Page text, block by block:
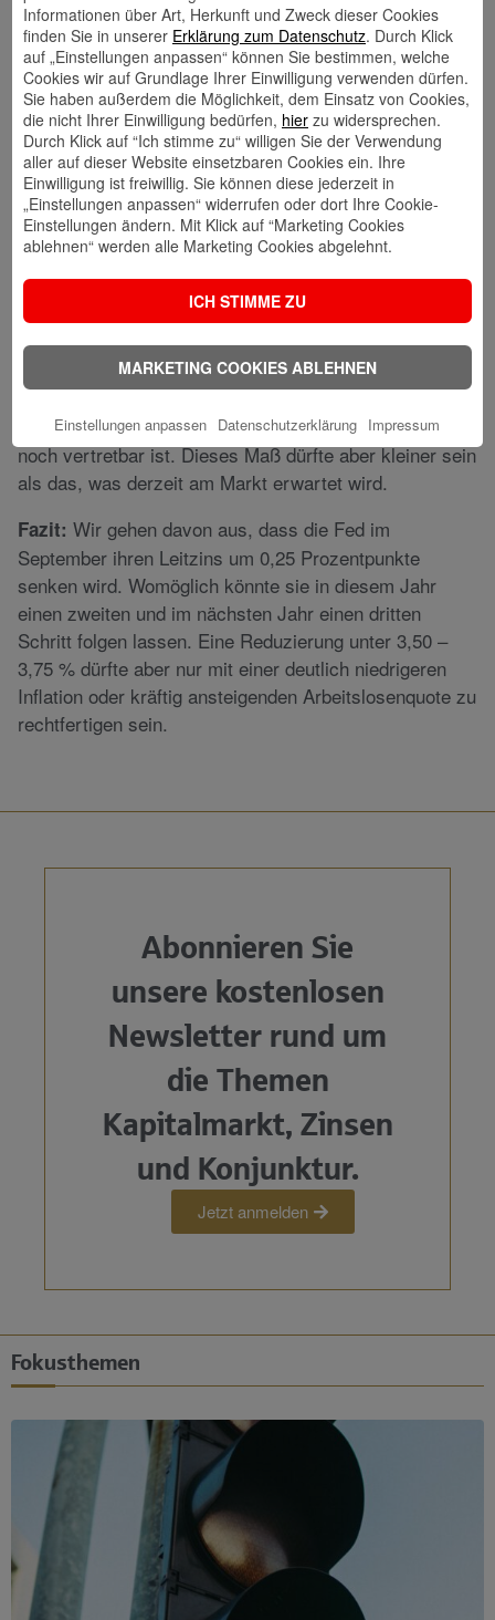
Inflation als auch für die Core-PCE mit einer Rate von
3,0 % in diesem und 3,3% im nächsten Jahr. Sollte die
Teuerung über einen längeren Zeitraum signifikant über
dem Inflationsziel liegen, ist selbst eine Entankerung
von der 2%-Marke nicht auszuschließen. Insofern
spricht von der Seite der Preisstabilität weiterhin alles
für eine restriktive Geldpolitik.
Dem Gegenüber steht die Abkühlung am Arbeitsmarkt.
Außerdem ist die Frage, inwieweit sich die US-
Notenbank dem zunehmenden politischen Druck
entziehen kann. Der US-Präsident und der
Finanzminister würden den Leitzins gerne rund 1,5 bis
2,0 Prozentpunkte tiefer sehen. Insofern gehen wir
davon aus, dass die Fed die Zinsen in dem Maße
senken könnte, wie es ökonomisch rational gerade
noch vertretbar ist. Dieses Maß dürfte aber kleiner sein
als das, was derzeit am Markt erwartet wird.
Fazit: Wir gehen davon aus, dass die Fed im
September ihren Leitzins um 0,25 Prozentpunkte
senken wird. Womöglich könnte sie in diesem Jahr
einen zweiten und im nächsten Jahr einen dritten
Schritt folgen lassen. Eine Reduzierung unter 3,50 –
3,75 % dürfte aber nur mit einer deutlich niedrigeren
Inflation oder kräftig ansteigenden Arbeitslosenquote zu
rechtfertigen sein.
Abonnieren Sie
unsere kostenlosen
Newsletter rund um
die Themen
Kapitalmarkt, Zinsen
und Konjunktur.
Jetzt anmelden
Fokusthemen
Informationen über Art, Herkunft und Zweck dieser Cookies
finden Sie in unserer Erklärung zum Datenschutz. Durch Klick
auf „Einstellungen anpassen“ können Sie bestimmen, welche
Cookies wir auf Grundlage Ihrer Einwilligung verwenden dürfen.
Sie haben außerdem die Möglichkeit, dem Einsatz von Cookies,
die nicht Ihrer Einwilligung bedürfen, hier zu widersprechen.
Durch Klick auf “Ich stimme zu“ willigen Sie der Verwendung
aller auf dieser Website einsetzbaren Cookies ein. Ihre
Einwilligung ist freiwillig. Sie können diese jederzeit in
„Einstellungen anpassen“ widerrufen oder dort Ihre Cookie-
Einstellungen ändern. Mit Klick auf “Marketing Cookies
ablehnen“ werden alle Marketing Cookies abgelehnt.
ICH STIMME ZU
MARKETING COOKIES ABLEHNEN
Einstellungen anpassen Datenschutzerklärung Impressum